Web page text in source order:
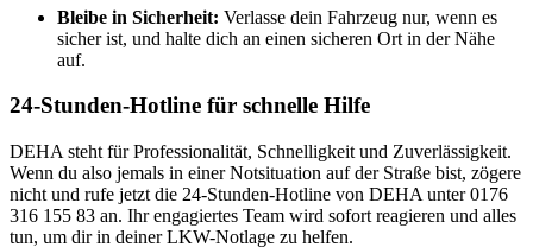
Bleibe in Sicherheit: Verlasse dein Fahrzeug nur, wenn es
sicher ist, und halte dich an einen sicheren Ort in der Nähe
auf.
24-Stunden-Hotline für schnelle Hilfe
DEHA steht für Professionalität, Schnelligkeit und Zuverlässigkeit.
Wenn du also jemals in einer Notsituation auf der Straße bist, zögere
nicht und rufe jetzt die 24-Stunden-Hotline von DEHA unter 0176
316 155 83 an. Ihr engagiertes Team wird sofort reagieren und alles
tun, um dir in deiner LKW-Notlage zu helfen.